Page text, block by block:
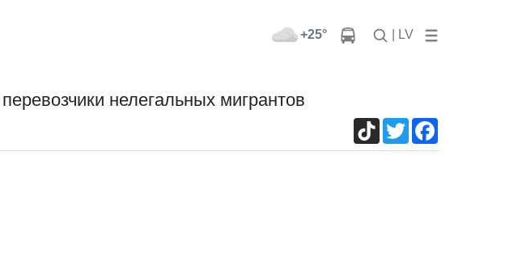
+25° | LV
нелегальных мигрантов
TikTokTwitter